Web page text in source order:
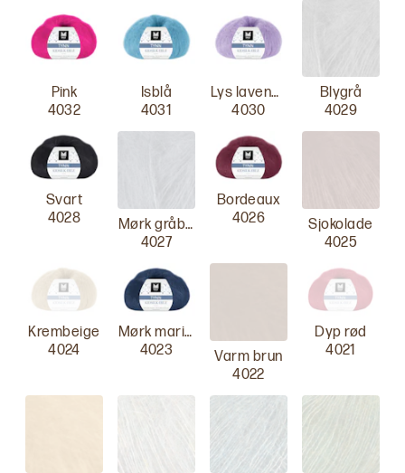
Pink
4032
Isblå
4031
Lys lavendel
4030
Blygrå
4029
Svart
4028
Mørk gråblå
4027
Bordeaux
4026
Sjokolade
4025
Krembeige
4024
Mørk marine
4023
Varm brun
4022
Dyp rød
4021